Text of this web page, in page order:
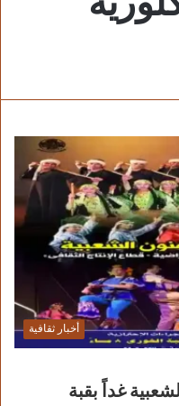
أخبار ثقافية
غداً بقبة